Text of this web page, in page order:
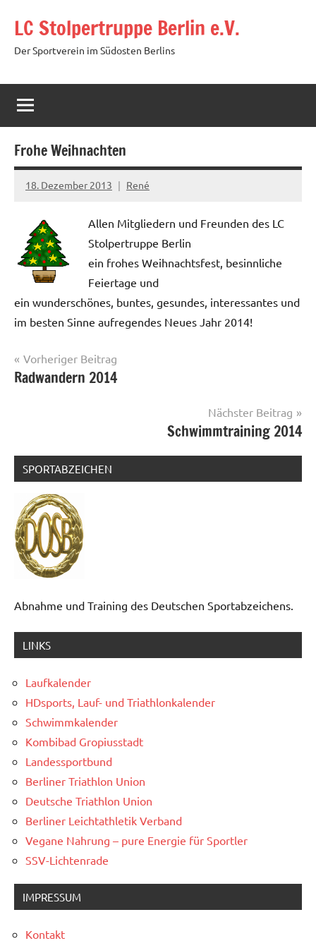
Inhalt
springen
LC Stolpertruppe Berlin e.V.
Der Sportverein im Südosten Berlins
Frohe Weihnachten
18. Dezember 2013 René
Allen Mitgliedern und Freunden des LC
Stolpertruppe Berlin
ein frohes Weihnachtsfest, besinnliche
Feiertage und
ein wunderschönes, buntes, gesundes, interessantes und
im besten Sinne aufregendes Neues Jahr 2014!
News
Beitragsnavigation
Vorheriger Beitrag
Radwandern 2014
Nächster Beitrag
Schwimmtraining 2014
SPORTABZEICHEN
Abnahme und Training des Deutschen Sportabzeichens.
LINKS
Laufkalender
HDsports, Lauf- und Triathlonkalender
Schwimmkalender
Kombibad Gropiusstadt
Landessportbund
Berliner Triathlon Union
Deutsche Triathlon Union
Berliner Leichtathletik Verband
Vegane Nahrung – pure Energie für Sportler
SSV-Lichtenrade
IMPRESSUM
Kontakt